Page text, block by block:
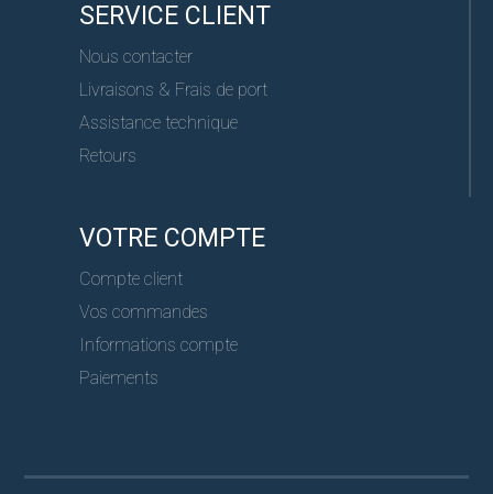
SERVICE CLIENT
Nous contacter
Livraisons & Frais de port
Assistance technique
Retours
VOTRE COMPTE
Compte client
Vos commandes
Informations compte
Paiements